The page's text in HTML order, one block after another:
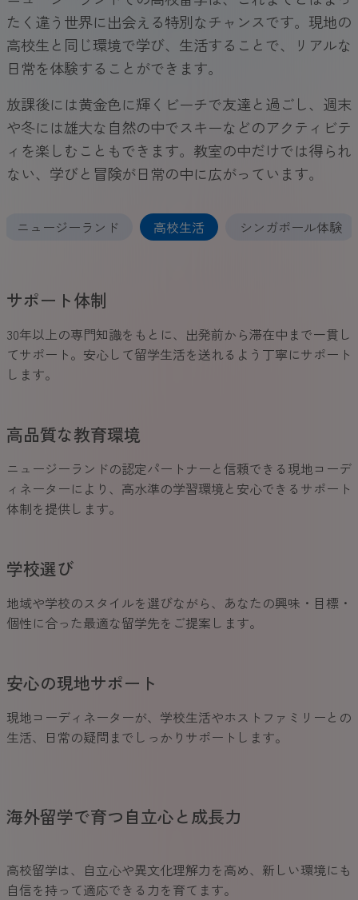
たく違う世界に出会える特別なチャンスです。現地の
高校生と同じ環境で学び、生活することで、リアルな
日常を体験することができます。
放課後には黄金色に輝くビーチで友達と過ごし、週末
や冬には雄大な自然の中でスキーなどのアクティビテ
ィを楽しむこともできます。教室の中だけでは得られ
ない、学びと冒険が日常の中に広がっています。
ニュージーランド 高校生活 シンガポール体験
サポート体制
30年以上の専門知識をもとに、出発前から滞在中まで一貫し
てサポート。安心して留学生活を送れるよう丁寧にサポート
します。
高品質な教育環境
ニュージーランドの認定パートナーと信頼できる現地コーデ
ィネーターにより、高水準の学習環境と安心できるサポート
体制を提供します。
学校選び
地域や学校のスタイルを選びながら、あなたの興味・目標・
個性に合った最適な留学先をご提案します。
安心の現地サポート
現地コーディネーターが、学校生活やホストファミリーとの
生活、日常の疑問までしっかりサポートします。
海外留学で育つ自立心と成長力
高校留学は、自立心や異文化理解力を高め、新しい環境にも
自信を持って適応できる力を育てます。